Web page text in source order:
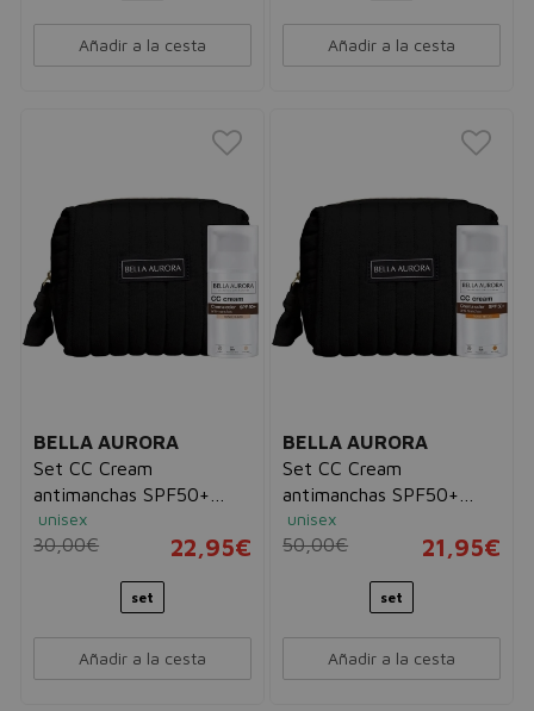
Añadir a la cesta Añadir a la cesta
BELLA AURORA
Set CC Cream
antimanchas SPF50+
Tono Claro 30ml +
Neceser
unisex
30,00€ 22,95€
set
Añadir a la cesta
BELLA AURORA
Set CC Cream
antimanchas SPF50+
Tono Medio 30ml +
Neceser
unisex
50,00€ 21,95€
set
Añadir a la cesta